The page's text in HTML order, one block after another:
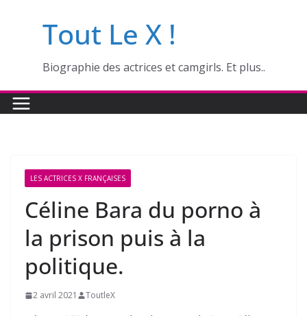
Tout Le X !
Biographie des actrices et camgirls. Et plus..
LES ACTRICES X FRANÇAISES
Céline Bara du porno à
la prison puis à la
politique.
2 avril 2021 ToutleX